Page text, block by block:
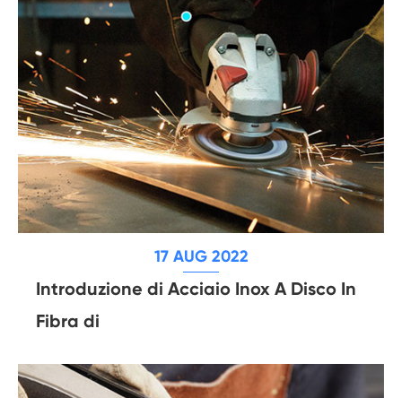
17 AUG 2022
Introduzione di Acciaio Inox A Disco In
Fibra di